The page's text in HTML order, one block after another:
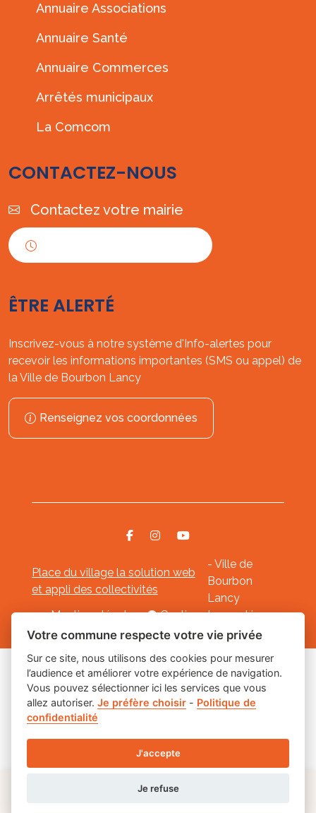
Annuaire Associations
Annuaire Santé
Annuaire Commerces
Arrêtés municipaux
La Comcom
CONTACTEZ-NOUS
Contactez votre mairie
ÊTRE ALERTÉ
Inscrivez-vous à notre système d'Info-alertes pour
recevoir les informations importantes (SMS ou appel) de
la Ville de Bourbon Lancy
Renseignez vos coordonnées
Place du village la solution web
et appli des collectivités
- Ville de
Bourbon
Lancy
Mentions légales- Gestion des cookies
Les labels
Votre commune respecte votre vie privée
Sur ce site, nous utilisons des cookies pour mesurer
l’audience et améliorer votre expérience de navigation.
Vous pouvez sélectionner ici les services que vous
allez autoriser.Je préfère choisir - Politique de
confidentialité
J'accepte
Je refuse